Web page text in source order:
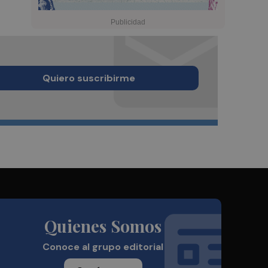
Quiero suscribirme
Quienes Somos
Conoce al grupo editorial